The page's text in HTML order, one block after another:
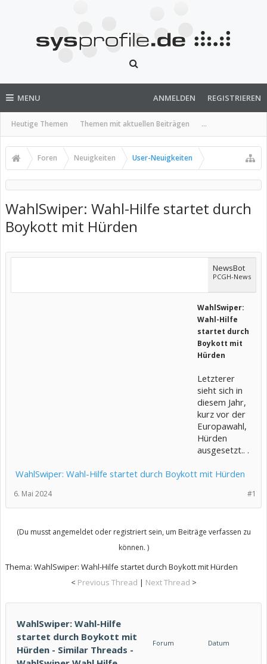
MENU
Heutige Themen Themen mit aktuellen Beiträgen ...
ANMELDEN REGISTRIEREN
Foren Neuigkeiten User-Neuigkeiten
WahlSwiper: Wahl-Hilfe startet durch
Boykott mit Hürden
NewsBot
PCGH-News
WahlSwiper:
Wahl-Hilfe
startet durch
Boykott mit
Hürden
Letzterer
sieht sich in
diesem Jahr,
kurz vor der
Europawahl,
Hürden
ausgesetzt.. .
WahlSwiper: Wahl-Hilfe startet durch Boykott mit Hürden
#1
6. Mai 2024
(Du musst angemeldet oder registriert sein, um Beiträge verfassen zu
können. )
Thema: WahlSwiper: Wahl-Hilfe startet durch Boykott mit Hürden
< Previous Thread | Next Thread >
WahlSwiper: Wahl-Hilfe
startet durch Boykott mit
Hürden - Similar Threads -
Forum Datum